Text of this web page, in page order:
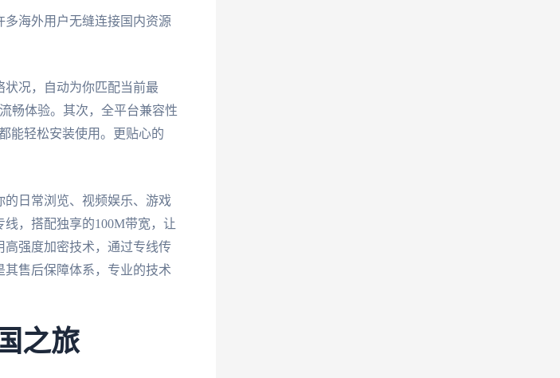
海外用户无缝连接国内资源
状况，自动为你匹配当前最
畅体验。其次，全平台兼容性
能轻松安装使用。更贴心的
日常浏览、视频娱乐、游戏
，搭配独享的100M带宽，让
强度加密技术，通过专线传
售后保障体系，专业的技术
之旅